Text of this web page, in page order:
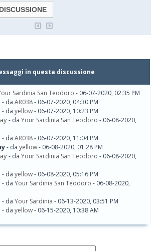
in questa discussione
Sardinia San Teodoro - 06-07-2020, 02:35 PM
- da AR038- 06-07-2020, 04:30 PM
- da yellow- 06-07-2020, 10:23 PM
- da Your Sardinia San Teodoro - 06-08-2020,
- da AR038- 06-07-2020, 11:04 PM
- da yellow- 06-08-2020, 01:28 PM
- da Your Sardinia San Teodoro - 06-08-2020,
- da yellow- 06-08-2020, 05:16 PM
- da Your Sardinia San Teodoro - 06-08-2020,
- da Your Sardinia - 06-13-2020, 03:51 PM
- da yellow- 06-15-2020, 10:38 AM